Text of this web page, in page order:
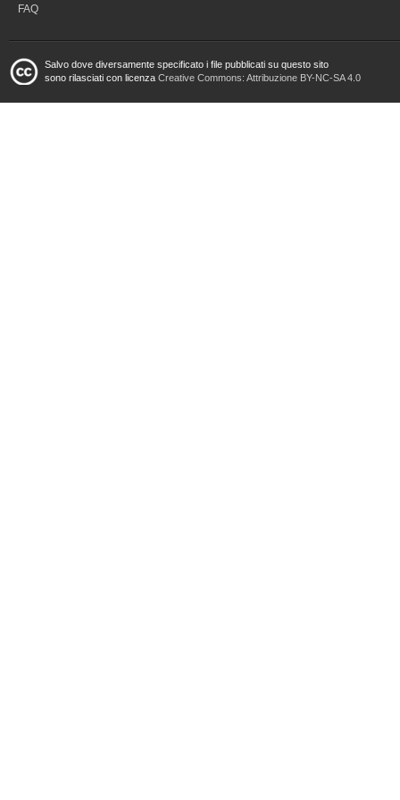
FAQ
Salvo dove diversamente specificato i file pubblicati su questo sito
sono rilasciati con licenza Creative Commons: Attribuzione BY-NC-SA 4.0